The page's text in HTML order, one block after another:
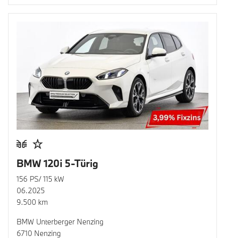
BMW 120i 5-Türig
156 PS/ 115 kW
06.2025
9.500 km
BMW Unterberger Nenzing
6710 Nenzing